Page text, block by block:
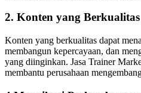
2. Konten yang Berkualitas
Konten yang berkualitas dapat
membangun kepercayaan, dan
yang diinginkan. Jasa Trainer
membantu perusahaan